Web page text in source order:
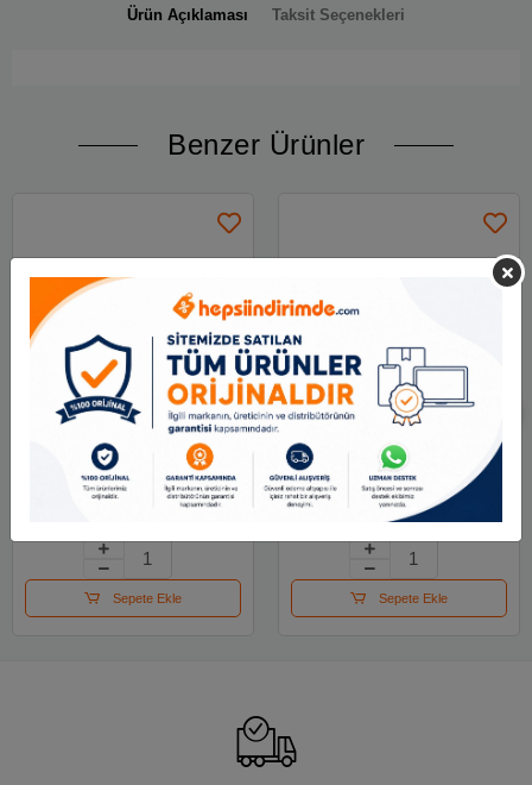
Ürün Açıklaması Taksit Seçenekleri
Benzer Ürünler
Me Kalem Çantası
Beşiktaş 26329
Sepete Ekle
Me Kalem Çantası
Galatasaray 26578
629.14 TL
Sepete Ekle